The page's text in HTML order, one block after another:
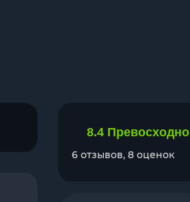
8.4 Превосходно
6 отзывов, 8 оценок